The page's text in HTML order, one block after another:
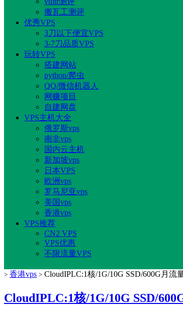
搬瓦工测评
优秀VPS
3刀以下便宜VPS
3-7刀品质VPS
玩转VPS
搭建网站
python/爬虫
QQ/微信机器人
网赚项目
自建网盘
VPS主机大全
俄罗斯vps
南非vps
国内云主机
新加坡vps
日本VPS
欧洲vps
罗马尼亚vps
美国vps
香港vps
VPS推荐
CN2 VPS
VPS优惠
不限流量VPS
> 香港vps > CloudIPLC:1核/1G/10G SSD/600G月流
CloudIPLC:1核/1G/10G SSD/